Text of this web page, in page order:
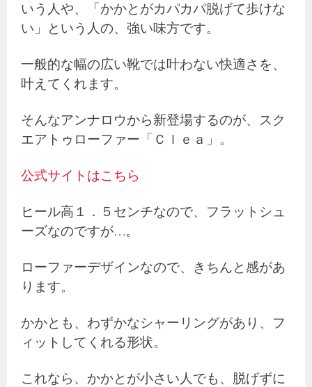
いう人や、「かかとがカパカパ脱げて歩けな
い」という人の、強い味方です。
一般的な幅の広い靴では叶わない快適さを、
叶えてくれます。
そんなアンナロウから新登場するのが、スク
エアトゥローファー「Ｃｌｅａ」。
公式サイトはこちら
ヒール高１．５センチなので、フラットシュ
ーズなのですが…。
ローファーデザインなので、きちんと感があ
ります。
かかとも、わずかなシャーリングがあり、フ
ィットしてくれる形状。
これなら、かかとが小さい人でも、脱げずに